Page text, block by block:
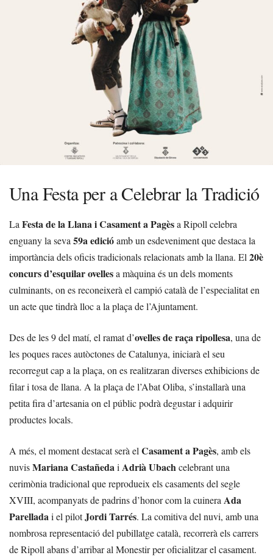
Una Festa per a Celebrar la Tradició
La Festa de la Llana i Casament a Pagèsa Ripoll celebra
enguany la seva 59a edicióamb un esdeveniment que destaca la
importància dels oficis tradicionals relacionats amb la llana. El 20è
concurs d’esquilar ovellesa màquina és un dels moments
culminants, on es reconeixerà el campió català de l’especialitat en
un acte que tindrà lloc a la plaça de l’Ajuntament.
Des de les 9 del matí, el ramat d’ovelles de raça ripollesa, una de
les poques races autòctones de Catalunya, iniciarà el seu
recorregut cap a la plaça, on es realitzaran diverses exhibicions de
filar i tosa de llana. A la plaça de l’Abat Oliba, s’installarà una
petita fira d’artesania on el públic podrà degustar i adquirir
productes locals.
A més, el moment destacat serà el Casament a Pagès, amb els
nuvisMariana Castañedai Adrià Ubachcelebrant una
cerimònia tradicional que reprodueix els casaments del segle
XVIII, acompanyats de padrins d’honor com la cuinera Ada
Parelladai el pilotJordi Tarrés. La comitiva del nuvi, amb una
nombrosa representació del pubillatge català, recorrerà els carrers
de Ripoll abans d’arribar al Monestir per oficialitzar el casament.